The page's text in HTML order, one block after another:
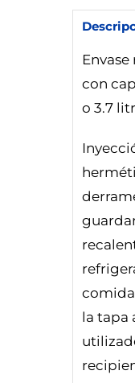
con
o 3.7
la tapa